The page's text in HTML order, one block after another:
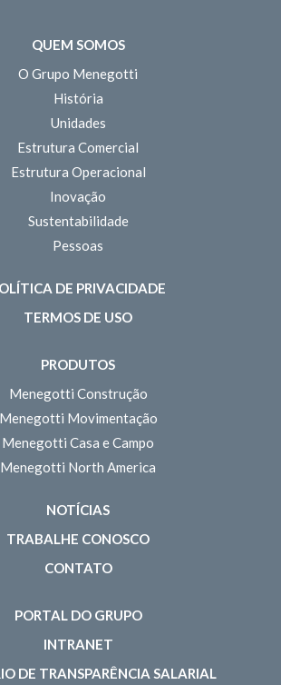
QUEM SOMOS
O Grupo Menegotti
História
Unidades
Estrutura Comercial
Estrutura Operacional
Inovação
Sustentabilidade
Pessoas
DE PRIVACIDADE
TERMOS DE USO
PRODUTOS
Menegotti Construção
Menegotti Movimentação
Menegotti Casa e Campo
Menegotti North America
NOTÍCIAS
TRABALHE CONOSCO
CONTATO
PORTAL DO GRUPO
INTRANET
DE TRANSPARÊNCIA SALARIAL